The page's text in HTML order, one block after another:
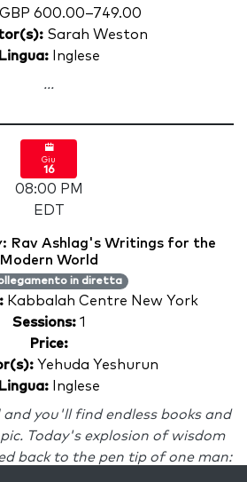
600.00–749.00
Sarah Weston
Lingua: Inglese
...
Giu
16
08:00 PM
EDT
Rav Ashlag's Writings for the
Modern World
in diretta
Kabbalah Centre New York
Sessions:1
Price:
Yehuda Yeshurun
Lingua: Inglese
you'll find endless books and
Today's explosion of wisdom
back to the pen tip of one man: